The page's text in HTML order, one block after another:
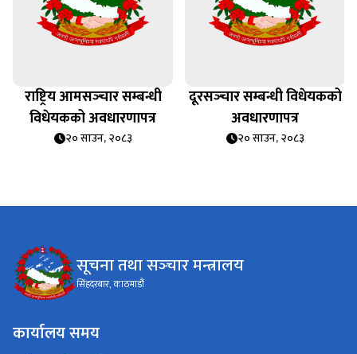
राष्ट्रिय आमसञ्‍चार सम्बन्धी
विधेयकको अवधारणापत्र
२० साउन, २०८३
दूरसञ्‍चार सम्बन्धी विधेयकको
अवधारणापत्र
२० साउन, २०८३
सूचना तथा सञ्‍चार मन्त्रालय
सिंहदरबार, काठमाडौं
कार्यालय समय